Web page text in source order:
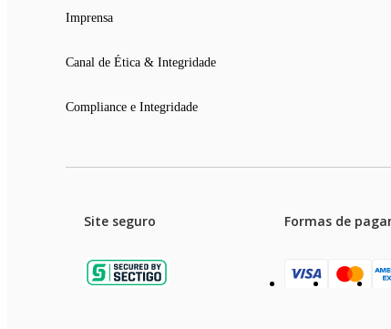
Imprensa
Canal de Ética & Integridade
Compliance e Integridade
Site seguro Formas de